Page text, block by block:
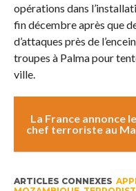
opérations dans
fin décembre après que
d’attaques près de
troupes à Palma pour
ville.
La France annonce
chef terroriste au
ARTICLES CONNEXES